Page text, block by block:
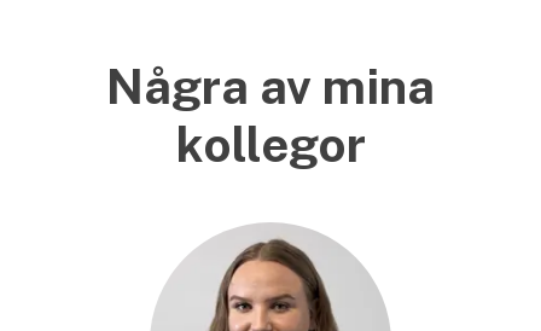
Några av mina
kollegor